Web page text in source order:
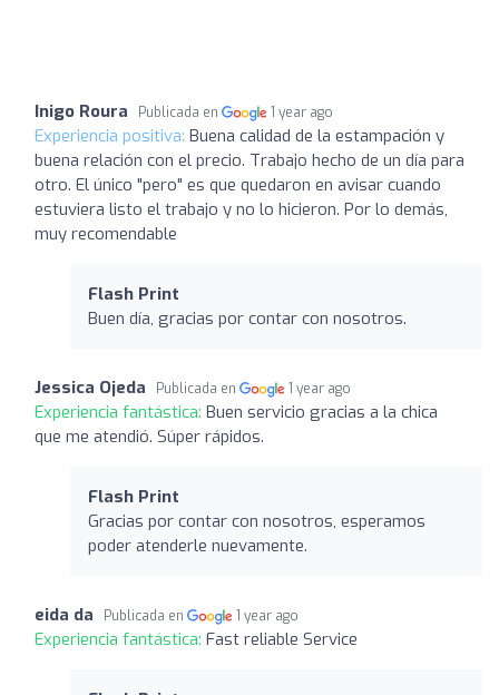
Inigo Roura Publicada en 1 year ago
Experiencia positiva: Buena calidad de la estampación y
buena relación con el precio. Trabajo hecho de un día para
otro. El único "pero" es que quedaron en avisar cuando
estuviera listo el trabajo y no lo hicieron. Por lo demás,
muy recomendable
Flash Print
Buen día, gracias por contar con nosotros.
Jessica Ojeda Publicada en 1 year ago
Experiencia fantástica: Buen servicio gracias a la chica
que me atendió. Súper rápidos.
Flash Print
Gracias por contar con nosotros, esperamos
poder atenderle nuevamente.
eida da Publicada en 1 year ago
Experiencia fantástica: Fast reliable Service